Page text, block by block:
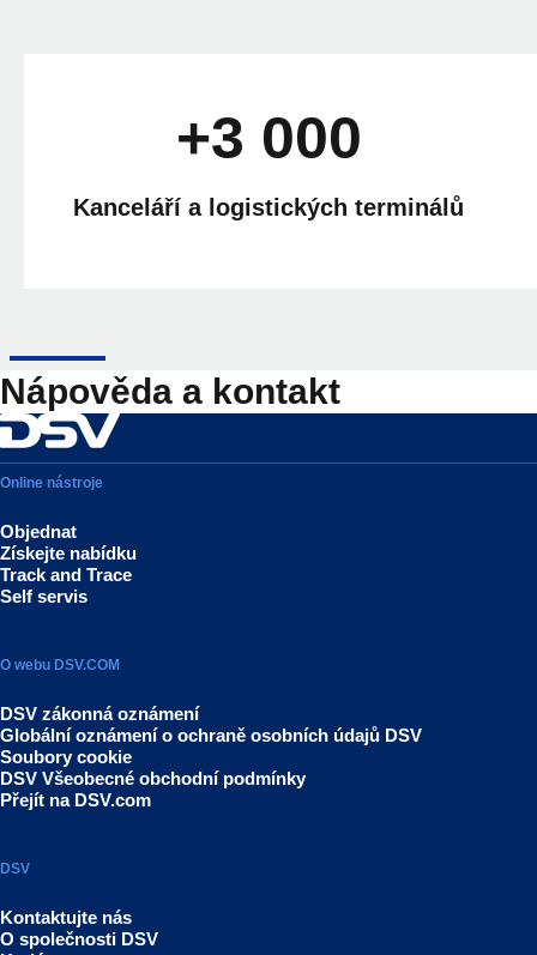
+3 000
Kanceláří a logistických terminálů
Nápověda a kontakt
Online nástroje
Objednat
Získejte nabídku
Track and Trace
Self servis
O webu DSV.COM
DSV zákonná oznámení
Globální oznámení o ochraně osobních údajů DSV
Soubory cookie
DSV Všeobecné obchodní podmínky
Přejít na DSV.com
DSV
Kontaktujte nás
O společnosti DSV